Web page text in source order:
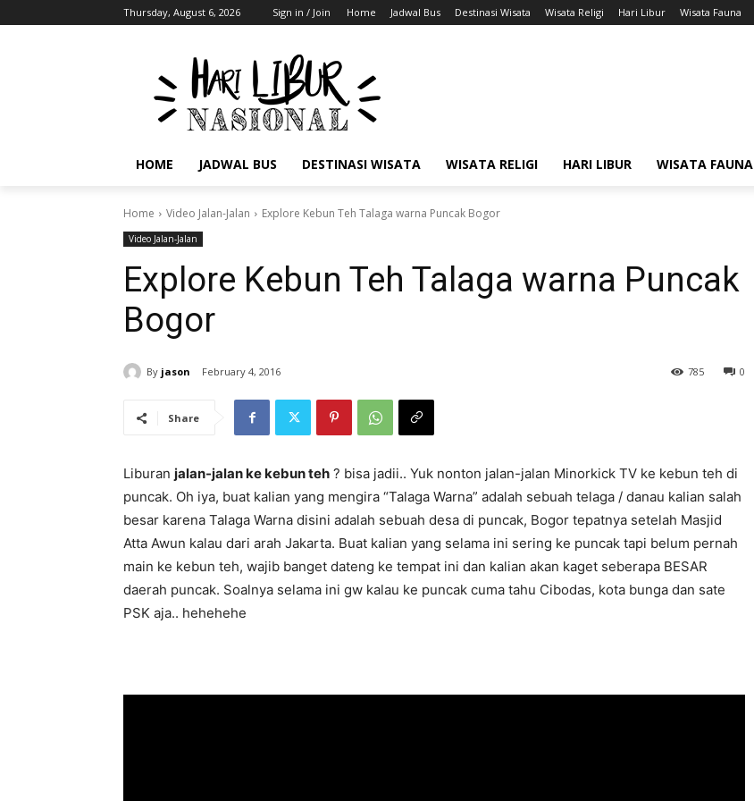
Thursday, August 6, 2026 Sign in / Join Home Jadwal Bus Destinasi Wisata Wisata Religi Hari Libur Wisata Fauna
HOME JADWAL BUS DESTINASI WISATA WISATA RELIGI HARI LIBUR WISATA FAUNA
Home Video Jalan-Jalan Explore Kebun Teh Talaga warna Puncak Bogor
Video Jalan-Jalan
Explore Kebun Teh Talaga warna Puncak
Bogor
By jason February 4, 2016 0
785
Share
Liburan jalan-jalan ke kebun teh ? bisa jadii.. Yuk nonton jalan-jalan Minorkick TV ke kebun teh di
puncak. Oh iya, buat kalian yang mengira “Talaga Warna” adalah sebuah telaga / danau kalian salah
besar karena Talaga Warna disini adalah sebuah desa di puncak, Bogor tepatnya setelah Masjid
Atta Awun kalau dari arah Jakarta. Buat kalian yang selama ini sering ke puncak tapi belum pernah
main ke kebun teh, wajib banget dateng ke tempat ini dan kalian akan kaget seberapa BESAR
daerah puncak. Soalnya selama ini gw kalau ke puncak cuma tahu Cibodas, kota bunga dan sate
PSK aja.. hehehehe